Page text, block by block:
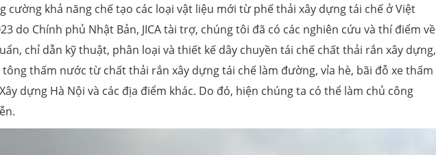
cường khả năng chế tạo các loại vật liệu mới từ phế thải xây dựng tái chế ở Việt
do Chính phủ Nhật Bản, JICA tài trợ, chúng tôi đã có các nghiên cứu và thí điểm về
chỉ dẫn kỹ thuật, phân loại và thiết kế dây chuyền tái chế chất thải rắn xây dựng,
thấm nước từ chất thải rắn xây dựng tái chế làm đường, vỉa hè, bãi đỗ xe thấm
dựng Hà Nội và các địa điểm khác. Do đó, hiện chúng ta có thể làm chủ công